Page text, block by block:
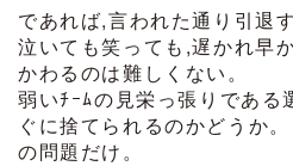
であれば,言われた通り引退
泣いても笑っても,遅かれ早
かわるのは難しくない。
弱いﾁｰﾑの見栄っ張りである
ぐに捨てられるのかどうか。
の問題だけ。